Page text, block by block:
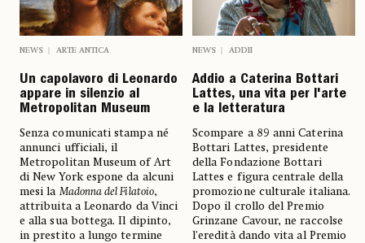
NEWS ARTE ANTICA
Un capolavoro di Leonardo
appare in silenzio al
Metropolitan Museum
Senza comunicati stampa né
annunci ufficiali, il
Metropolitan Museum of Art
di New York espone da alcuni
mesi la Madonna del Filatoio,
attribuita a Leonardo da Vinci
e alla sua bottega. Il dipinto,
in prestito a lungo termine
NEWS ADDII
Addio a Caterina Bottari
Lattes, una vita per l'arte
e la letteratura
Scompare a 89 anni Caterina
Bottari Lattes, presidente
della Fondazione Bottari
Lattes e figura centrale della
promozione culturale italiana.
Dopo il crollo del Premio
Grinzane Cavour, ne raccolse
l'eredità dando vita al Premio